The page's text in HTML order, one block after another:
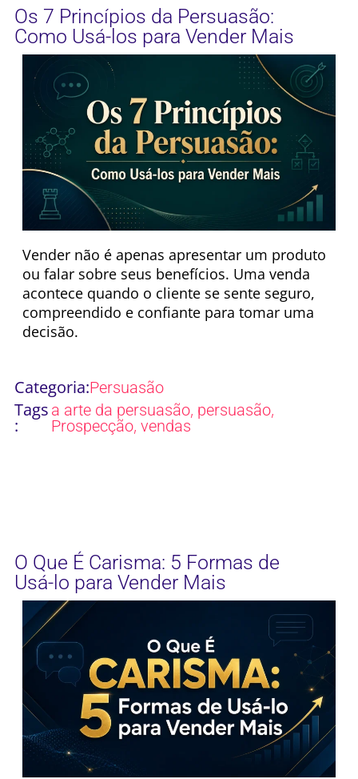
Os 7 Princípios da Persuasão:
Como Usá-los para Vender Mais
Vender não é apenas apresentar um produto
ou falar sobre seus benefícios. Uma venda
acontece quando o cliente se sente seguro,
compreendido e confiante para tomar uma
decisão.
Categoria:Persuasão
Tags
:
a arte da persuasão, persuasão,
Prospecção, vendas
O Que É Carisma: 5 Formas de
Usá-lo para Vender Mais